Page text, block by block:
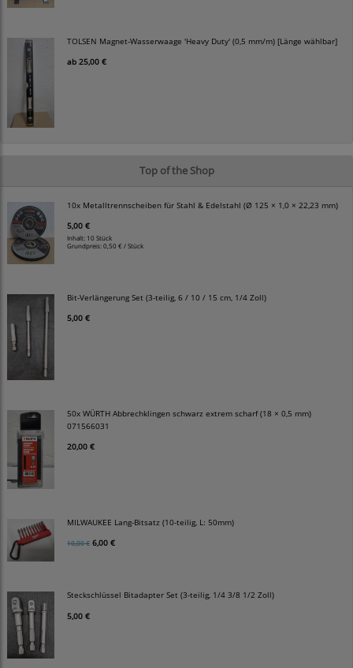
TOLSEN Magnet-Wasserwaage 'Heavy Duty' (0,5 mm/m) [Länge wählbar]
ab 25,00 €
Top of the Shop
10x Metalltrennscheiben für Stahl & Edelstahl (Ø 125 × 1,0 × 22,23 mm)
5,00 €
Inhalt: 10 Stück
Grundpreis:0,50 € / Stück
Bit-Verlängerung Set (3-teilig, 6 / 10 / 15 cm, 1/4 Zoll)
5,00 €
50x WÜRTH Abbrechklingen schwarz extrem scharf (18 × 0,5 mm)
071566031
20,00 €
MILWAUKEE Lang-Bitsatz (10-teilig, L: 50mm)
10,00 € 6,00 €
Steckschlüssel Bitadapter Set (3-teilig, 1/4 3/8 1/2 Zoll)
5,00 €